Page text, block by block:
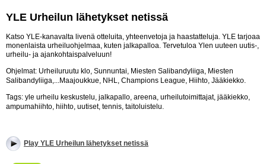
YLE Urheilun lähetykset netissä
Katso YLE-kanavalta livenä otteluita, yhteenvetoja ja haastatteluja. YLE tarjoaa
monenlaista urheiluohjelmaa, kuten jalkapalloa. Tervetuloa Ylen uuteen uutis-,
urheilu- ja ajankohtaispalveluun!
Ohjelmat: Urheiluruutu klo, Sunnuntai, Miesten Salibandyliiga, Miesten
Salibandyliiga,...Maajoukkue, NHL, Champions League, Hiihto, Jääkiekko.
Tags: yle urheilu keskustelu, jalkapallo, areena, urheilutoimittajat, jääkiekko,
ampumahiihto, hiihto, uutiset, tennis, taitoluistelu.
Play YLE Urheilun lähetykset netissä